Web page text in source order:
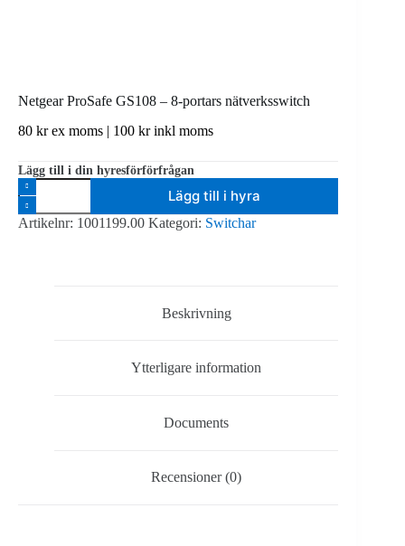
Netgear ProSafe GS108 – 8-portars nätverksswitch
80 krex moms | 100 krinkl moms
Lägg till i din hyresförförfrågan
Netgear
ProSafe
GS108
-
Lägg till i hyra
Artikelnr: 1001199.00 Kategori: Switchar
Beskrivning
Ytterligare information
Documents
Recensioner (0)